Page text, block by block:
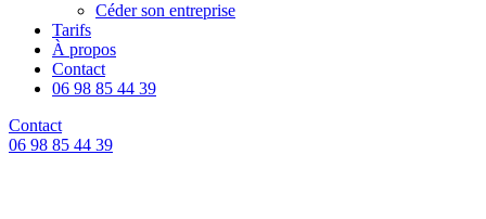
Céder son entreprise
Tarifs
À propos
Contact
06 98 85 44 39
Contact
06 98 85 44 39